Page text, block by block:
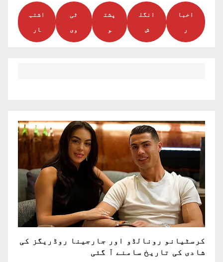
اخبا
ر
انگل
ش
پشت
و
ٹی
وی
اشتہ
ار
کرسٹیانو رونالڈو اور جارجینا روڈریگز کی
شادی کی تاریخ سامنے آ گئی